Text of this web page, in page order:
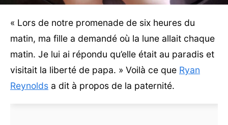
« Lors de notre promenade de six heures du
matin, ma fille a demandé où la lune allait chaque
matin. Je lui ai répondu qu’elle était au paradis et
visitait la liberté de papa. » Voilà ce que Ryan
Reynolds a dit à propos de la paternité.